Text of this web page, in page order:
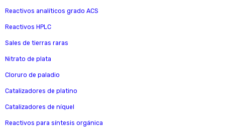
Reactivos analíticos grado ACS
Reactivos HPLC
Sales de tierras raras
Nitrato de plata
Cloruro de paladio
Catalizadores de platino
Catalizadores de níquel
Reactivos para síntesis orgánica